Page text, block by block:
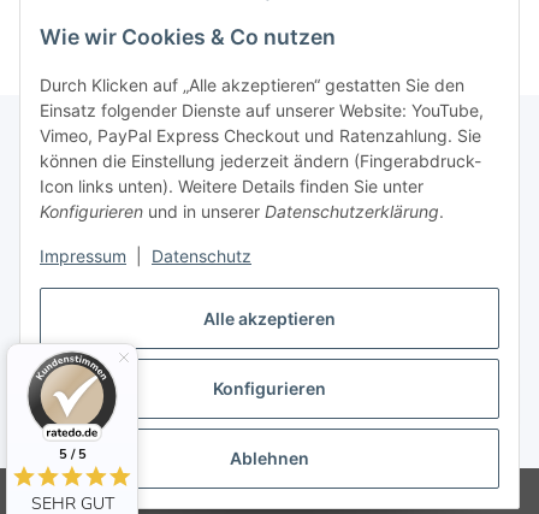
Alle akzeptieren
Konfigurieren
Ablehnen
Wie wir Cookies & Co nutzen
Durch Klicken auf „Alle akzeptieren“ gestatten Sie den
Einsatz folgender Dienste auf unserer Website: YouTube,
Vimeo, PayPal Express Checkout und Ratenzahlung. Sie
können die Einstellung jederzeit ändern (Fingerabdruck-
Icon links unten). Weitere Details finden Sie unter
Konfigurieren und in unserer Datenschutzerklärung.
Impressum Datenschutz
Informationen
Gesetzliche Informationen
Vertrag widerrufen
* Alle Preise inkl. gesetzlicher USt., zzgl.
5 / 5
SEHR GUT